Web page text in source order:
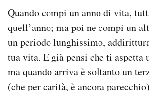
Quando compi un anno di vita,
quell’anno; ma poi ne compi un
un periodo lunghissimo,
tua vita. E già pensi che ti aspetta
ma quando arriva è soltanto un
(che per carità, è ancora